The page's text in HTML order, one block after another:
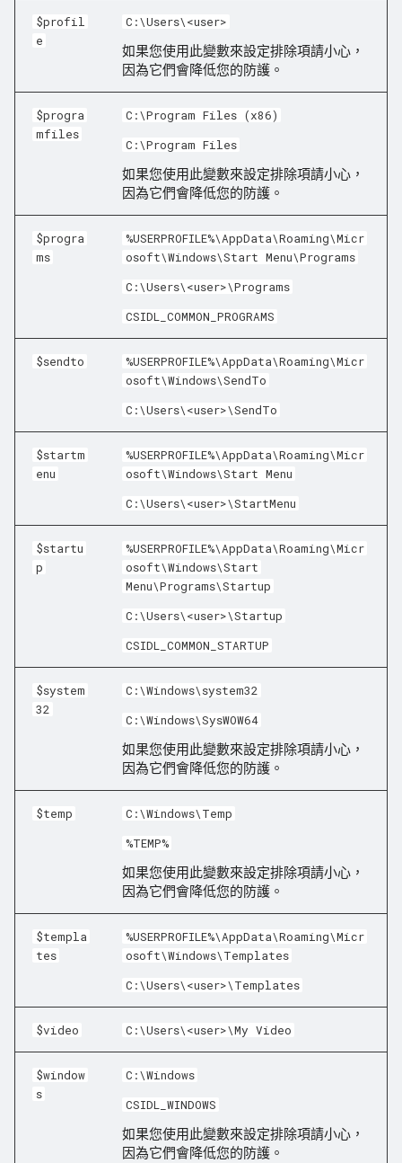
$profil
e
C:\Users\<user>
如果您使用此變數來設定排除項請小心，
因為它們會降低您的防護。
$progra
mfiles
C:\Program Files (x86)
C:\Program Files
如果您使用此變數來設定排除項請小心，
因為它們會降低您的防護。
$progra
ms
%USERPROFILE%\AppData\Roaming\Micr
osoft\Windows\Start Menu\Programs
C:\Users\<user>\Programs
CSIDL_COMMON_PROGRAMS
$sendto
%USERPROFILE%\AppData\Roaming\Micr
osoft\Windows\SendTo
C:\Users\<user>\SendTo
$startm
enu
%USERPROFILE%\AppData\Roaming\Micr
osoft\Windows\Start Menu
C:\Users\<user>\StartMenu
$startu
p
%USERPROFILE%\AppData\Roaming\Micr
osoft\Windows\Start
Menu\Programs\Startup
C:\Users\<user>\Startup
CSIDL_COMMON_STARTUP
$system
32
C:\Windows\system32
C:\Windows\SysWOW64
如果您使用此變數來設定排除項請小心，
因為它們會降低您的防護。
$temp C:\Windows\Temp
%TEMP%
如果您使用此變數來設定排除項請小心，
因為它們會降低您的防護。
$templa
tes
%USERPROFILE%\AppData\Roaming\Micr
osoft\Windows\Templates
C:\Users\<user>\Templates
$video C:\Users\<user>\My Video
$window
s
C:\Windows
CSIDL_WINDOWS
如果您使用此變數來設定排除項請小心，
因為它們會降低您的防護。